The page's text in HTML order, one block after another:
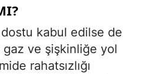
kabul edilse de
gaz ve şişkinliğe yol
rahatsızlığı